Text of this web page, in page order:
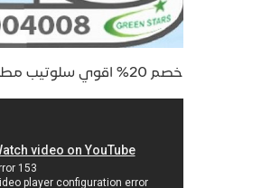
خصم 20% اقوي سلوتيب مطبوع عرض خاص للعروض الخاصه مصنع جرين ستارز - Green Stars